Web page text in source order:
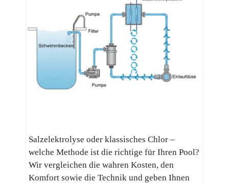
Salzelektrolyse oder klassisches Chlor –
welche Methode ist die richtige für Ihren Pool?
Wir vergleichen die wahren Kosten, den
Komfort sowie die Technik und geben Ihnen